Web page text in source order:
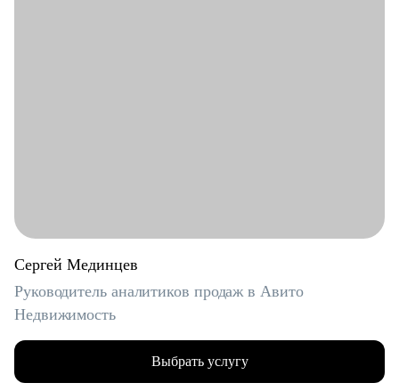
Сергей Мединцев
Руководитель аналитиков продаж в Авито
Недвижимость
Выбрать услугу